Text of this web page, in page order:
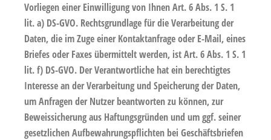
Vorliegen einer Einwilligung von Ihnen Art. 6 Abs. 1 S. 1
lit. a) DS-GVO. Rechtsgrundlage für die Verarbeitung der
Daten, die im Zuge einer Kontaktanfrage oder E-Mail, eines
Briefes oder Faxes übermittelt werden, ist Art. 6 Abs. 1 S. 1
lit. f) DS-GVO. Der Verantwortliche hat ein berechtigtes
Interesse an der Verarbeitung und Speicherung der Daten,
um Anfragen der Nutzer beantworten zu können, zur
Beweissicherung aus Haftungsgründen und um ggf. seiner
gesetzlichen Aufbewahrungspflichten bei Geschäftsbriefen